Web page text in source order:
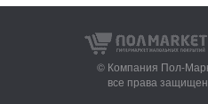
© Компания Пол-
все права